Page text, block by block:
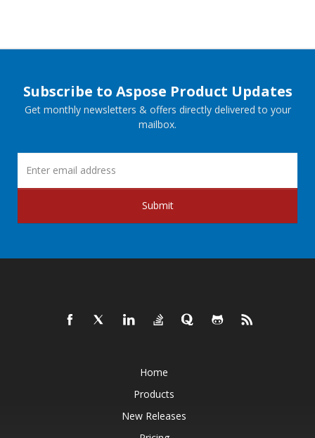
Subscribe to Aspose Product Updates
Get monthly newsletters & offers directly delivered to your
mailbox.
Submit
Home
Products
New Releases